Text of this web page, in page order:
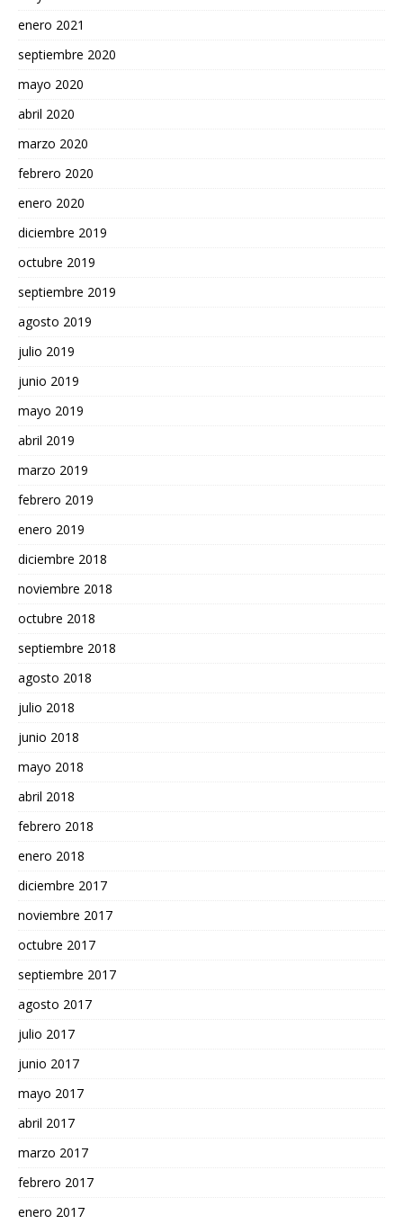
enero 2021
septiembre 2020
mayo 2020
abril 2020
marzo 2020
febrero 2020
enero 2020
diciembre 2019
octubre 2019
septiembre 2019
agosto 2019
julio 2019
junio 2019
mayo 2019
abril 2019
marzo 2019
febrero 2019
enero 2019
diciembre 2018
noviembre 2018
octubre 2018
septiembre 2018
agosto 2018
julio 2018
junio 2018
mayo 2018
abril 2018
febrero 2018
enero 2018
diciembre 2017
noviembre 2017
octubre 2017
septiembre 2017
agosto 2017
julio 2017
junio 2017
mayo 2017
abril 2017
marzo 2017
febrero 2017
enero 2017